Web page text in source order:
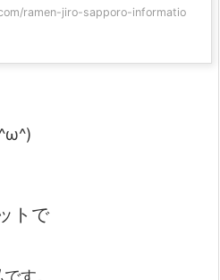
ramen-jiro-sapporo-informatio
トで